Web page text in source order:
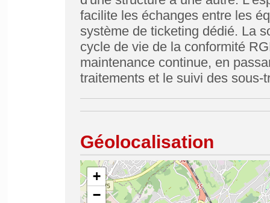
facilite les échanges entre les
système de ticketing dédié. La
cycle de vie de la conformité
maintenance continue, en
traitements et le suivi des sous-
Géolocalisation
+
−